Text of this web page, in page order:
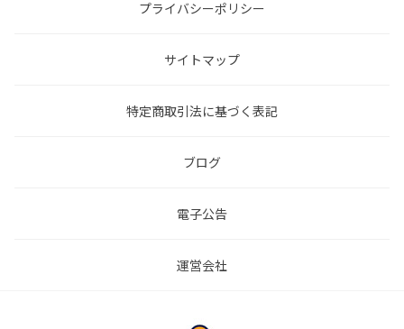
プライバシーポリシー
サイトマップ
特定商取引法に基づく表記
ブログ
電子公告
運営会社